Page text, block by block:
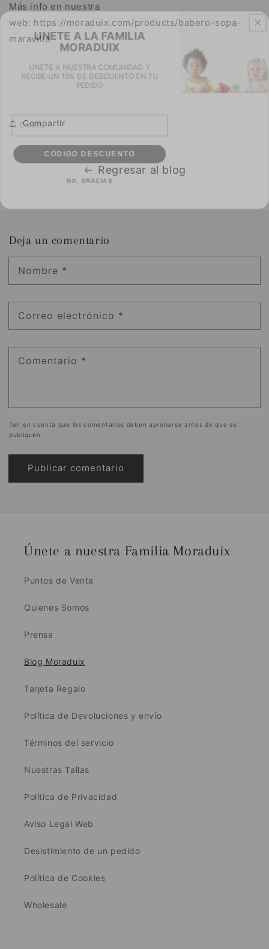
Más info en nuestra
web: https://moraduix.com/products/babero-sopa-
maravilla
Compartir
Regresar al blog
Deja un comentario
Nombre *
Correo electrónico *
Comentario *
Ten en cuenta que los comentarios deben aprobarse antes de que se
publiquen.
Únete a nuestra Familia Moraduix
Puntos de Venta
Quienes Somos
Prensa
Blog Moraduix
Tarjeta Regalo
Política de Devoluciones y envío
Términos del servicio
Nuestras Tallas
Política de Privacidad
Aviso Legal Web
Desistimiento de un pedido
Política de Cookies
Wholesale
UNETE A LA FAMILIA
MORADUIX
RECIBE:UN 10% DE DESCUENTO EN TU
PEDIDO
NO, GRACIAS